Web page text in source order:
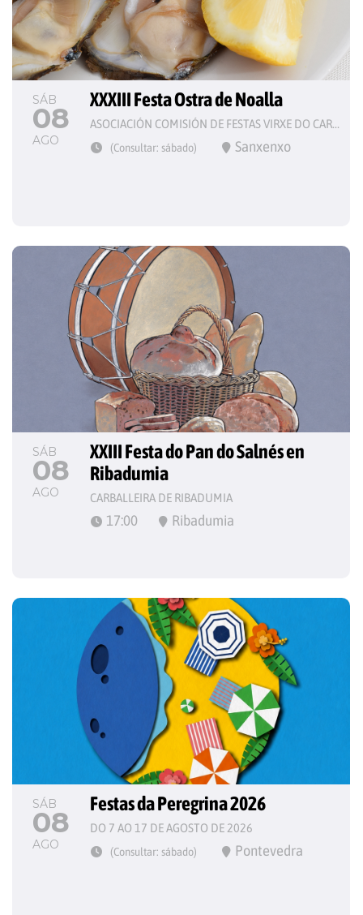
SÁB
08
AGO
XXXIII Festa Ostra de Noalla
ASOCIACIÓN COMISIÓN DE FESTAS VIRXE DO CARME
(Consultar: sábado) Sanxenxo
SÁB
08
AGO
XXIII Festa do Pan do Salnés en
Ribadumia
CARBALLEIRA DE RIBADUMIA
17:00 Ribadumia
SÁB
08
AGO
Festas da Peregrina 2026
DO 7 AO 17 DE AGOSTO DE 2026
(Consultar: sábado) Pontevedra